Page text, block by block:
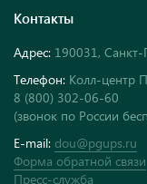
Контакты
Адрес: 190031, Санкт-
Телефон: Колл-центр
8 (800) 302-06-60
(звонок по России
E-mail: dou@pgups.ru
Форма обратной связи
Пресс-служба